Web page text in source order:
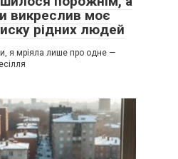
викреслив моє
рідних людей
я мріяла лише про одне —